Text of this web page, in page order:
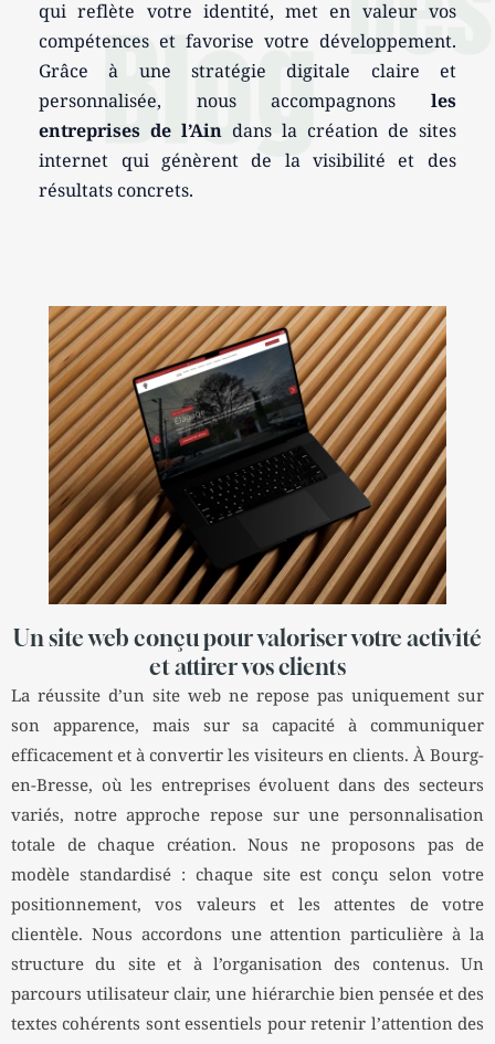
qui reflète votre identité, met en valeur vos
compétences et favorise votre développement.
Grâce à une stratégie digitale claire et
personnalisée, nous accompagnons les
entreprises de l’Ain dans la création de sites
internet qui génèrent de la visibilité et des
résultats concrets.
Un site web conçu pour valoriser votre activité
et attirer vos clients
La réussite d’un site web ne repose pas uniquement sur
son apparence, mais sur sa capacité à communiquer
efficacement et à convertir les visiteurs en clients. À Bourg-
en-Bresse, où les entreprises évoluent dans des secteurs
variés, notre approche repose sur une personnalisation
totale de chaque création. Nous ne proposons pas de
modèle standardisé : chaque site est conçu selon votre
positionnement, vos valeurs et les attentes de votre
clientèle. Nous accordons une attention particulière à la
structure du site et à l’organisation des contenus. Un
parcours utilisateur clair, une hiérarchie bien pensée et des
textes cohérents sont essentiels pour retenir l’attention des